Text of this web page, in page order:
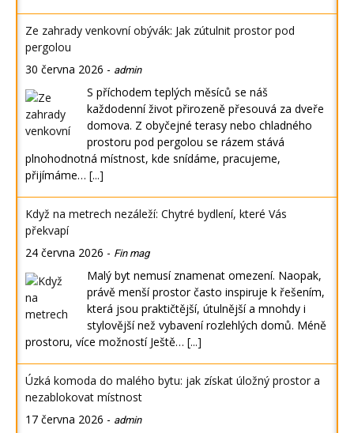
Ze zahrady venkovní obývák: Jak zútulnit prostor pod
pergolou
30 června 2026 - admin
S příchodem teplých měsíců se náš
každodenní život přirozeně přesouvá za dveře
domova. Z obyčejné terasy nebo chladného
prostoru pod pergolou se rázem stává
plnohodnotná místnost, kde snídáme, pracujeme,
přijímáme… [...]
Když na metrech nezáleží: Chytré bydlení, které Vás
překvapí
24 června 2026 - Fin mag
Malý byt nemusí znamenat omezení. Naopak,
právě menší prostor často inspiruje k řešením,
která jsou praktičtější, útulnější a mnohdy i
stylovější než vybavení rozlehlých domů. Méně
prostoru, více možností Ještě… [...]
Úzká komoda do malého bytu: jak získat úložný prostor a
nezablokovat místnost
17 června 2026 - admin